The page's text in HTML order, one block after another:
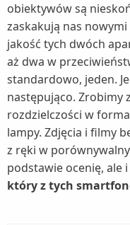
obiektywów są
zaskakują nas
jakość tych dwóch
aż dwa w
standardowo, jeden.
następująco. Zrobimy
rozdzielczości w
lampy. Zdjęcia i filmy
z ręki w
podstawie ocenię, ale
który z tych